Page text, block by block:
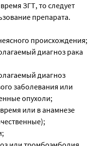
ЗГТ, то следует
препарата.
происхождения;
диагноз рака
диагноз
заболевания или
опухоли;
или в анамнезе